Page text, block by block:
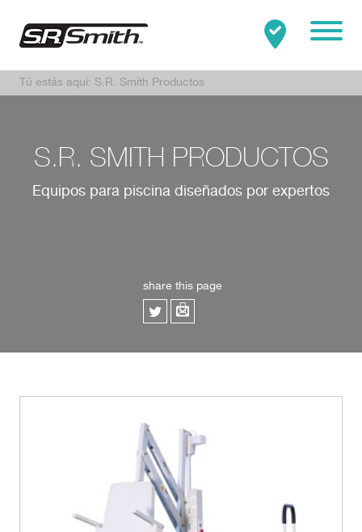
Mobile
Buscar: BUSCAR
Tú estás aquí: S.R. Smith Productos
S.R. SMITH PRODUCTOS
Equipos para piscina diseñados por expertos
share this page